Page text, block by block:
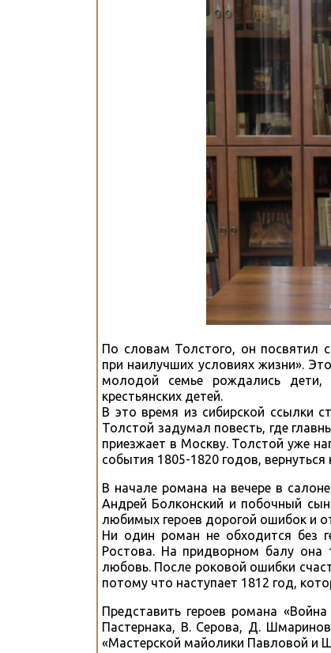
По словам Толстого, он посвятил
при наилучших условиях жизни».
молодой семье рождались
крестьянских детей.
В это время из сибирской ссылки
Толстой задумал повесть, где
приезжает в Москву. Толстой уже
события 1805-1820 годов,
В начале романа на вечере в
Андрей Болконский и побочный
любимых героев дорогой ошибок и
Ни один роман не обходится без
Ростова. На придворном балу она
любовь. После роковой ошибки
потому что наступает 1812 год,
Представить героев романа
Пастернака, В. Серова, Д.
«Мастерской майолики Павловой и